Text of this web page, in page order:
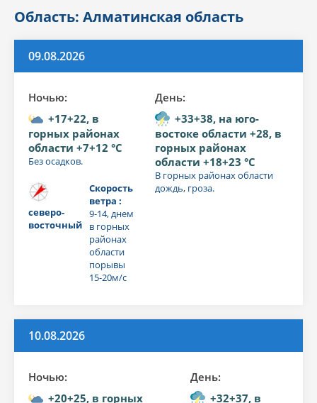
Область: Алматинская область
09.08.2026
Ночью:
+17+22, в
горных районах
области +7+12 °C
Без осадков.
северо-
восточный
Скорость
ветра :
9-14, днем
в горных
районах
области
порывы
15-20м/с
День:
+33+38, на юго-
востоке области +28, в
горных районах
области +18+23 °C
В горных районах области
дождь, гроза.
10.08.2026
Ночью:
+20+25, в горных
День:
+32+37, в